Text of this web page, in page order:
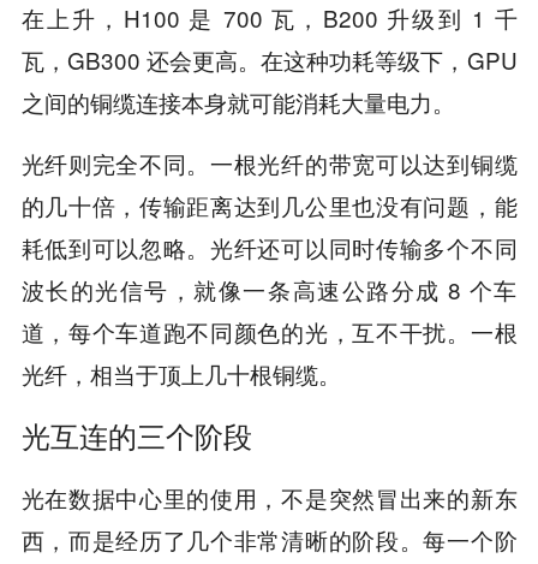
在上升，H100 是 700 瓦，B200 升级到 1 千
瓦，GB300 还会更高。在这种功耗等级下，GPU
之间的铜缆连接本身就可能消耗大量电力。
光纤则完全不同。一根光纤的带宽可以达到铜缆
的几十倍，传输距离达到几公里也没有问题，能
耗低到可以忽略。光纤还可以同时传输多个不同
波长的光信号，就像一条高速公路分成 8 个车
道，每个车道跑不同颜色的光，互不干扰。一根
光纤，相当于顶上几十根铜缆。
光互连的三个阶段
光在数据中心里的使用，不是突然冒出来的新东
西，而是经历了几个非常清晰的阶段。每一个阶